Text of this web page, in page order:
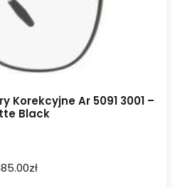
Korekcyjne Ar 5091 3001 –
Black
zł